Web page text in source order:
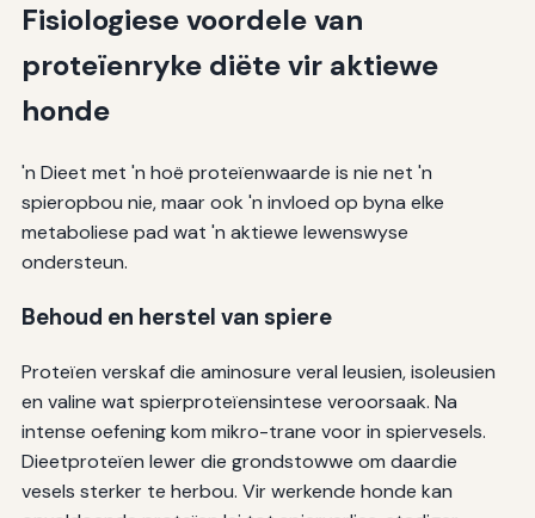
Fisiologiese voordele van
proteïenryke diëte vir aktiewe
honde
'n Dieet met 'n hoë proteïenwaarde is nie net 'n
spieropbou nie, maar ook 'n invloed op byna elke
metaboliese pad wat 'n aktiewe lewenswyse
ondersteun.
Behoud en herstel van spiere
Proteïen verskaf die aminosure veral leusien, isoleusien
en valine wat spierproteïensintese veroorsaak. Na
intense oefening kom mikro-trane voor in spiervesels.
Dieetproteïen lewer die grondstowwe om daardie
vesels sterker te herbou. Vir werkende honde kan